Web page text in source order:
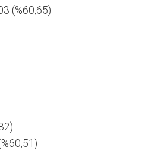
(%60,65)